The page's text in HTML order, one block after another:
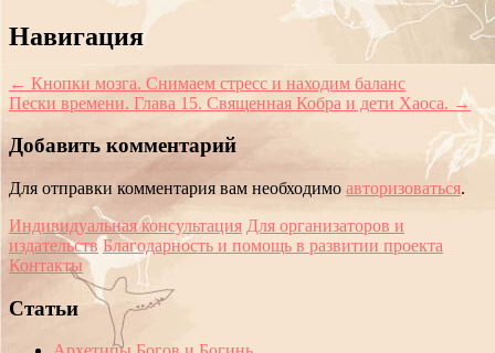
Сообщение
Навигация
← Кнопки мозга. Снимаем стресс и находим баланс
Пески времени. Глава 15. Священная Кобра и дети Хаоса. →
Добавить комментарий
Для отправки комментария вам необходимо авторизоваться.
Индивидуальная консультация Для организаторов и
издательств Благодарность и помощь в развитии проекта
Контакты
Статьи